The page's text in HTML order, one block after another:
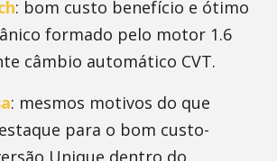
: bom custo benefício e ótimo
formado pelo motor 1.6
câmbio automático CVT.
: mesmos motivos do que
para o bom custo-
Unique dentro do